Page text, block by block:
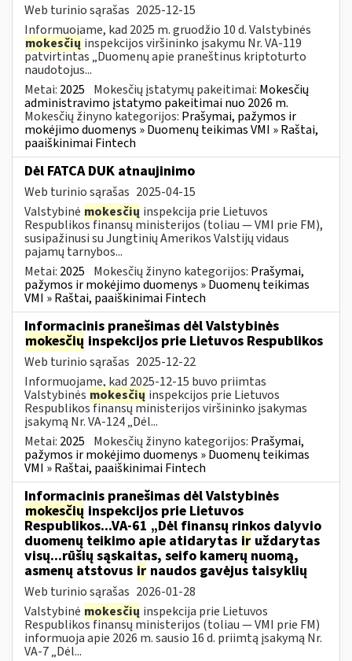
Web turinio sąrašas 2025-12-15
Informuojame, kad 2025 m. gruodžio 10 d. Valstybinės
mokesčių inspekcijos viršininko įsakymu Nr. VA-119
patvirtintas „Duomenų apie praneštinus kriptoturto
naudotojus...
Metai: 2025 Mokesčių įstatymų pakeitimai: Mokesčių
administravimo įstatymo pakeitimai nuo 2026 m.
Mokesčių žinyno kategorijos: Prašymai, pažymos ir
mokėjimo duomenys » Duomenų teikimas VMI » Raštai,
paaiškinimai Fintech
Dėl FATCA DUK atnaujinimo
Web turinio sąrašas 2025-04-15
Valstybinė mokesčių inspekcija prie Lietuvos
Respublikos finansų ministerijos (toliau — VMI prie FM),
susipažinusi su Jungtinių Amerikos Valstijų vidaus
pajamų tarnybos...
Metai: 2025 Mokesčių žinyno kategorijos: Prašymai,
pažymos ir mokėjimo duomenys » Duomenų teikimas
VMI » Raštai, paaiškinimai Fintech
Informacinis pranešimas dėl Valstybinės
mokesčių inspekcijos prie Lietuvos Respublikos
Web turinio sąrašas 2025-12-22
Informuojame, kad 2025-12-15 buvo priimtas
Valstybinės mokesčių inspekcijos prie Lietuvos
Respublikos finansų ministerijos viršininko įsakymas
įsakymą Nr. VA-124 „Dėl...
Metai: 2025 Mokesčių žinyno kategorijos: Prašymai,
pažymos ir mokėjimo duomenys » Duomenų teikimas
VMI » Raštai, paaiškinimai Fintech
Informacinis pranešimas dėl Valstybinės
mokesčių inspekcijos prie Lietuvos
Respublikos...VA-61 „Dėl finansų rinkos dalyvio
duomenų teikimo apie atidarytas ir uždarytas
visų...rūšių sąskaitas, seifo kamerų nuomą,
asmenų atstovus ir naudos gavėjus taisyklių
Web turinio sąrašas 2026-01-28
Valstybinė mokesčių inspekcija prie Lietuvos
Respublikos finansų ministerijos (toliau — VMI prie FM)
informuoja apie 2026 m. sausio 16 d. priimtą įsakymą Nr.
VA-7 „Dėl...